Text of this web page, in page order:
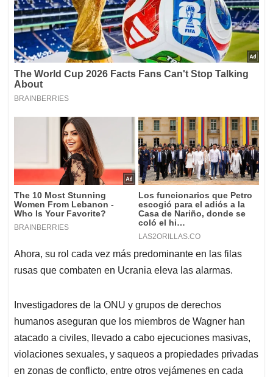
Ahora, su rol cada vez más predominante en las filas
rusas que combaten en Ucrania eleva las alarmas.
Investigadores de la ONU y grupos de derechos
humanos aseguran que los miembros de Wagner han
atacado a civiles, llevado a cabo ejecuciones masivas,
violaciones sexuales, y saqueos a propiedades privadas
en zonas de conflicto, entre otros vejámenes en cada